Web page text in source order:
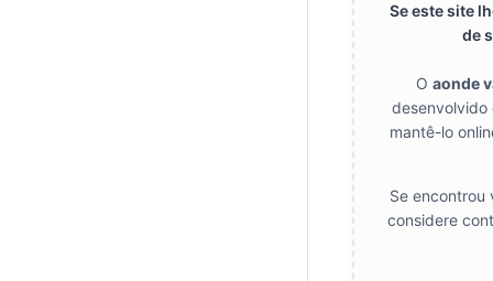
Se este site
de
O aonde
desenvolvido
mantê-lo
Se encontrou
considere